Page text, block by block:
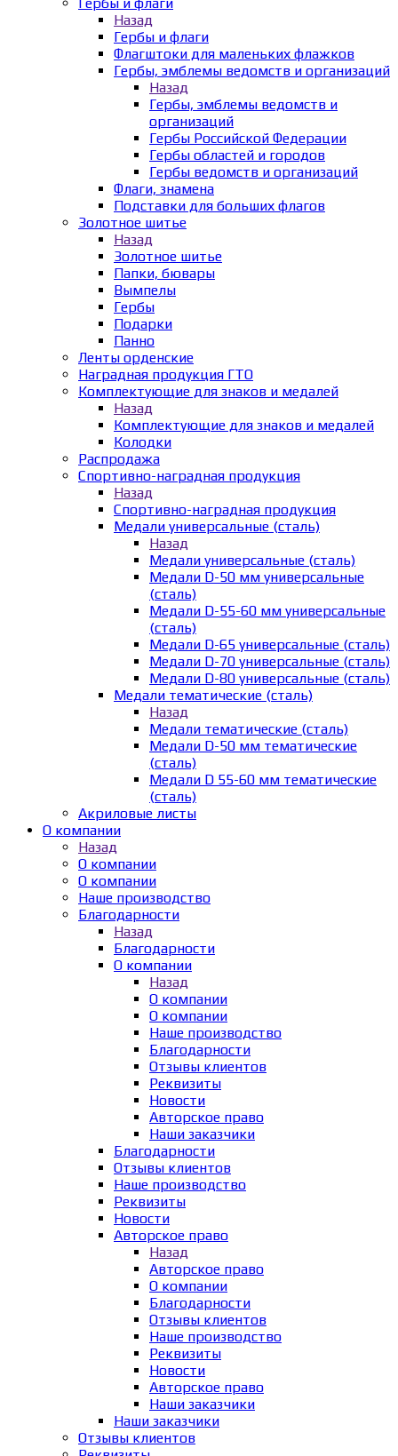
Назад
Гербы и флаги
Флагштоки для маленьких флажков
Гербы, эмблемы ведомств и организаций
Назад
Гербы, эмблемы ведомств и
организаций
Гербы Российской Федерации
Гербы областей и городов
Гербы ведомств и организаций
Флаги, знамена
Подставки для больших флагов
Золотное шитье
Назад
Золотное шитье
Папки, бювары
Вымпелы
Гербы
Подарки
Панно
Ленты орденские
Наградная продукция ГТО
Комплектующие для знаков и медалей
Назад
Комплектующие для знаков и медалей
Колодки
Распродажа
Спортивно-наградная продукция
Назад
Спортивно-наградная продукция
Медали универсальные (сталь)
Назад
Медали универсальные (сталь)
Медали D-50 мм универсальные
(сталь)
Медали D-55-60 мм универсальные
(сталь)
Медали D-65 универсальные (сталь)
Медали D-70 универсальные (сталь)
Медали D-80 универсальные (сталь)
Медали тематические (сталь)
Назад
Медали тематические (сталь)
Медали D-50 мм тематические
(сталь)
Медали D 55-60 мм тематические
(сталь)
Акриловые листы
О компании
Назад
О компании
О компании
Наше производство
Благодарности
Назад
Благодарности
О компании
Назад
О компании
О компании
Наше производство
Благодарности
Отзывы клиентов
Реквизиты
Новости
Авторское право
Наши заказчики
Благодарности
Отзывы клиентов
Наше производство
Реквизиты
Новости
Авторское право
Назад
Авторское право
О компании
Благодарности
Отзывы клиентов
Наше производство
Реквизиты
Новости
Авторское право
Наши заказчики
Наши заказчики
Отзывы клиентов